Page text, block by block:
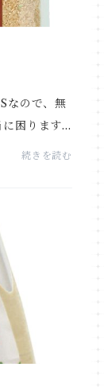
なので、無
困ります
明日か明
続きを読む